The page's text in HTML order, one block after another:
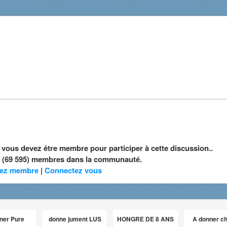
devez être membre pour participer à cette discussion..
595) membres dans la communauté.
membre| Connectez vous
Pure donne jument LUS HONGRE DE 8 ANS A donner